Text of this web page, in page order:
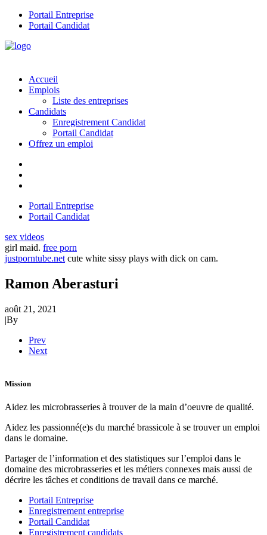
Portail Entreprise
Portail Candidat
Accueil
Emplois
Liste des entreprises
Candidats
Enregistrement Candidat
Portail Candidat
Offrez un emploi
Portail Entreprise
Portail Candidat
sex videos
girl maid. free porn
justporntube.net cute white sissy plays with dick on cam.
Ramon Aberasturi
août 21, 2021
|By
Prev
Next
Mission
Aidez les microbrasseries à trouver de la main d’oeuvre de qualité.
Aidez les passionné(e)s du marché brassicole à se trouver un emploi
dans le domaine.
Partager de l’information et des statistiques sur l’emploi dans le
domaine des microbrasseries et les métiers connexes mais aussi de
décrire les tâches et conditions de travail dans ce marché.
Portail Entreprise
Enregistrement entreprise
Portail Candidat
Enregistrement candidats